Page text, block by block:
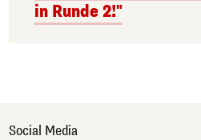
in Runde 2!"
Social Media